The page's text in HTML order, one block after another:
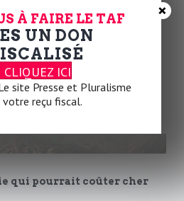
qui pourrait coûter cher
À FAIRE LE TAF
UN DON
CLIQUEZ ICI
site Presse et Pluralisme
votre reçu fiscal.
×